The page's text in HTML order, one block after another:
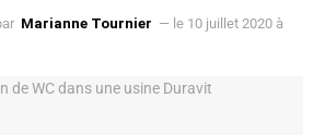
Marianne Tournier — le 10 juillet 2020 à